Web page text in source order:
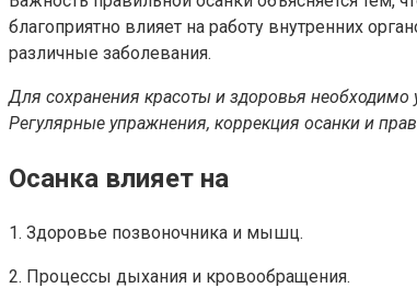
благоприятно влияет на работу внутренних
различные заболевания.
Для сохранения красоты и здоровья
Регулярные упражнения, коррекция осанки и
Осанка влияет на
1. Здоровье позвоночника и мышц.
2. Процессы дыхания и кровообращения.